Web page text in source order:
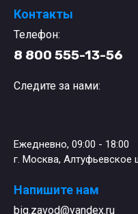
Контакты
Телефон:
8 800 555-13-56
Следите за нами:
Ежедневно, 09:00 - 18:00
г. Москва, Алтуфьевское
Напишите нам
big.zavod@yandex.ru